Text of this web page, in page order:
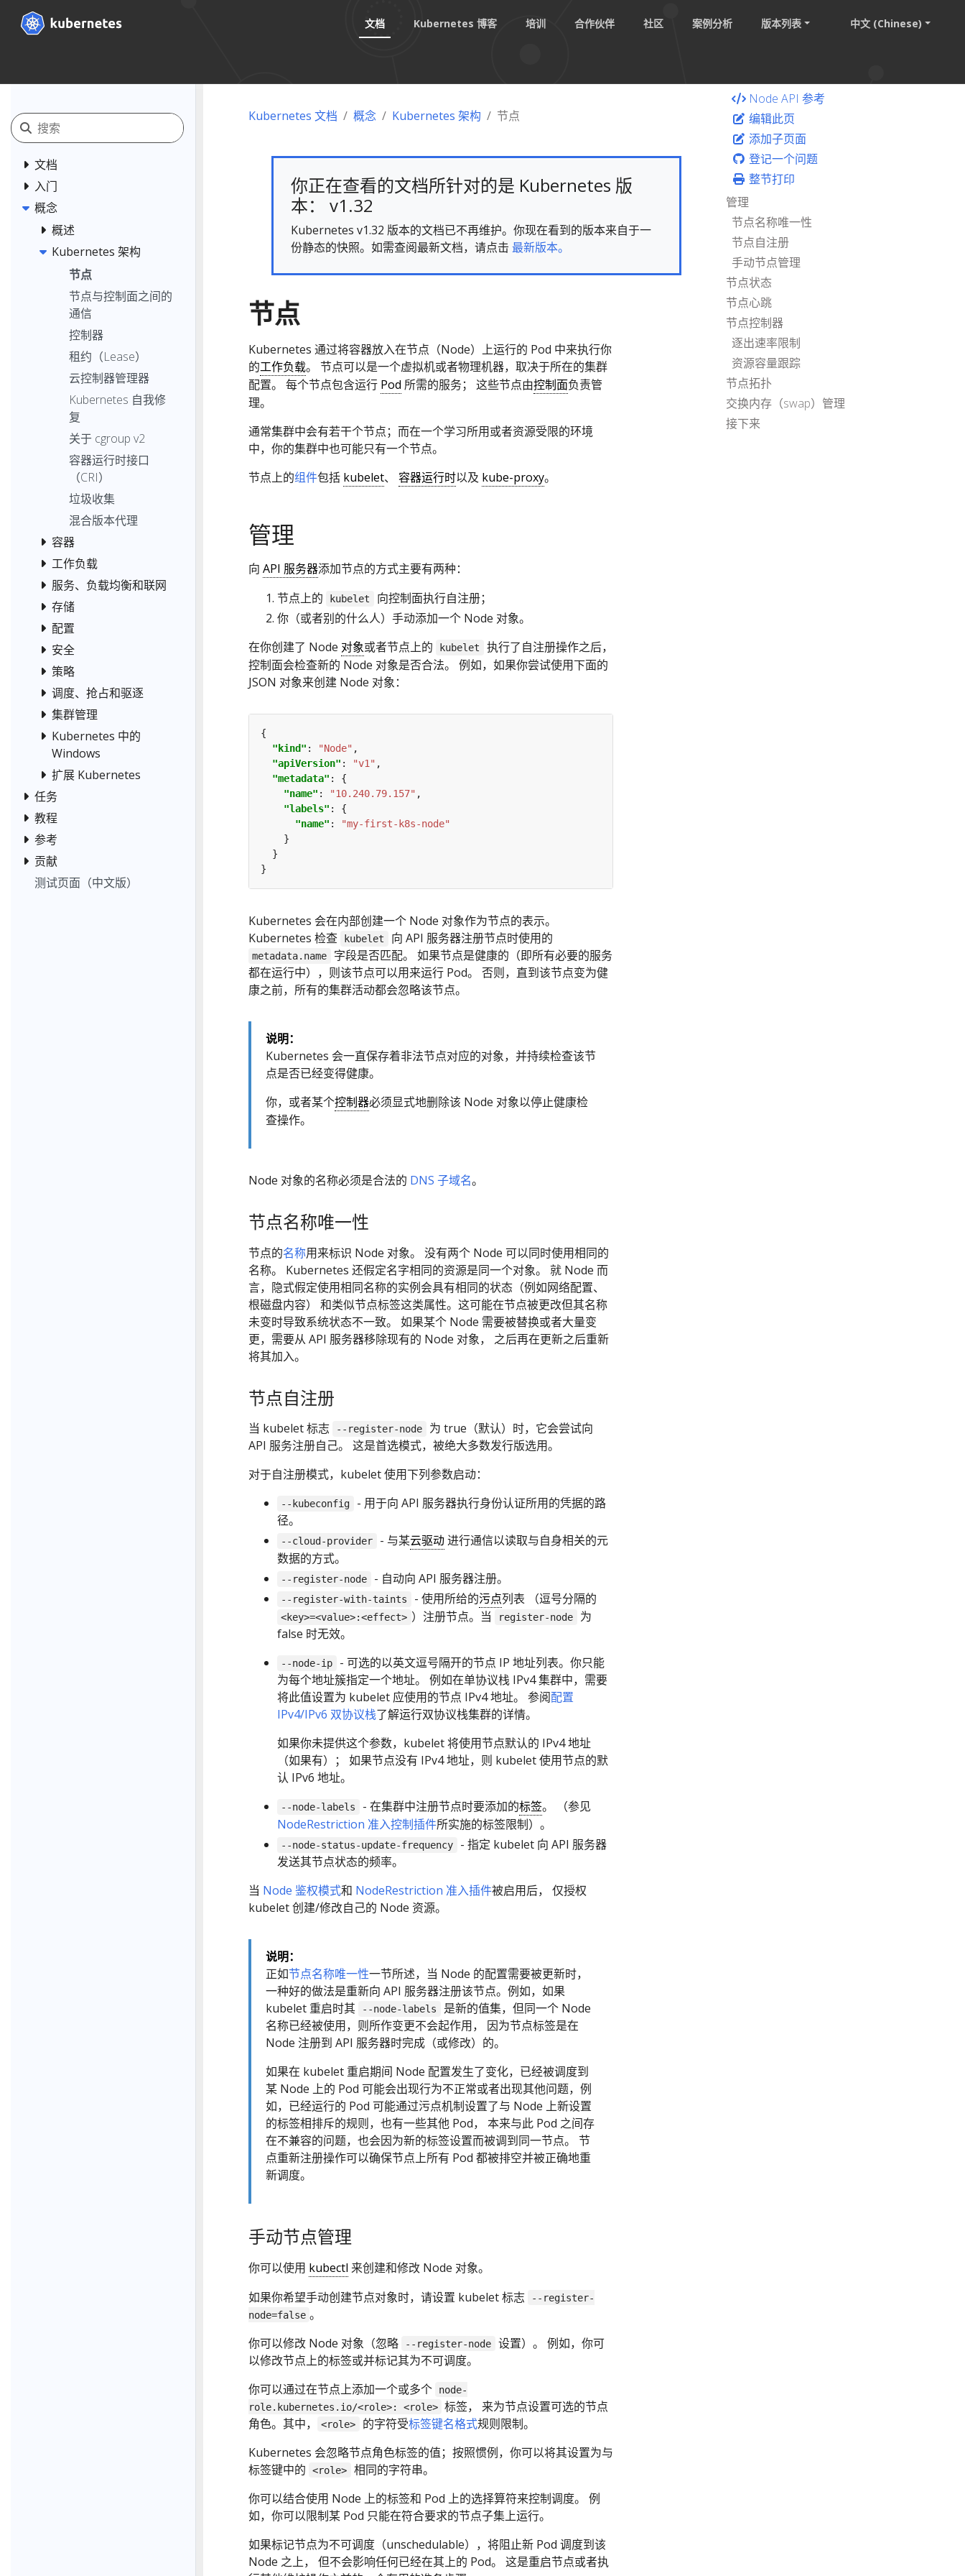
文档 Kubernetes 博客 培训 合作伙伴 社区 案例分析 版本列表 中文 (Chinese)
文档
入门
概念
概述
Kubernetes 架构
节点
节点与控制面之间的
通信
控制器
租约（Lease）
云控制器管理器
Kubernetes 自我修
复
关于 cgroup v2
容器运行时接口
（CRI）
垃圾收集
混合版本代理
容器
工作负载
服务、负载均衡和联网
存储
配置
安全
策略
调度、抢占和驱逐
集群管理
Kubernetes 中的
Windows
扩展 Kubernetes
任务
教程
参考
贡献
测试页面（中文版）
Kubernetes 文档 概念 Kubernetes 架构 节点
你正在查看的文档所针对的是 Kubernetes 版
本： v1.32
Kubernetes v1.32 版本的文档已不再维护。你现在看到的版本来自于一
份静态的快照。如需查阅最新文档，请点击 最新版本。
节点
Kubernetes 通过将容器放入在节点（Node）上运行的 Pod 中来执行你
的工作负载。 节点可以是一个虚拟机或者物理机器，取决于所在的集群
配置。 每个节点包含运行 Pod 所需的服务； 这些节点由控制面负责管
理。
通常集群中会有若干个节点；而在一个学习所用或者资源受限的环境
中，你的集群中也可能只有一个节点。
节点上的组件包括 kubelet、 容器运行时以及 kube-proxy。
管理
向 API 服务器添加节点的方式主要有两种：
节点上的
kubelet
向控制面执行自注册；
你（或者别的什么人）手动添加一个 Node 对象。
在你创建了 Node 对象或者节点上的 kubelet
执行了自注册操作之后，
控制面会检查新的 Node 对象是否合法。 例如，如果你尝试使用下面的
JSON 对象来创建 Node 对象：
"kind" : "Node"
"apiVersion" : "v1"
"metadata"
"name" : "10.240.79.157"
"labels"
"name" :
"my-first-k8s-node"
Kubernetes 会在内部创建一个 Node 对象作为节点的表示。
Kubernetes 检查
kubelet 向 API 服务器注册节点时使用的
metadata.name
字段是否匹配。 如果节点是健康的（即所有必要的服务
都在运行中），则该节点可以用来运行 Pod。 否则，直到该节点变为健
康之前，所有的集群活动都会忽略该节点。
说明：
Kubernetes 会一直保存着非法节点对应的对象，并持续检查该节
点是否已经变得健康。
你，或者某个控制器必须显式地删除该 Node 对象以停止健康检
查操作。
Node 对象的名称必须是合法的 DNS 子域名。
节点名称唯一性
节点的名称用来标识 Node 对象。 没有两个 Node 可以同时使用相同的
名称。 Kubernetes 还假定名字相同的资源是同一个对象。 就 Node 而
言，隐式假定使用相同名称的实例会具有相同的状态（例如网络配置、
根磁盘内容） 和类似节点标签这类属性。这可能在节点被更改但其名称
未变时导致系统状态不一致。 如果某个 Node 需要被替换或者大量变
更，需要从 API 服务器移除现有的 Node 对象， 之后再在更新之后重新
将其加入。
节点自注册
当 kubelet 标志 --register-node
为 true（默认）时，它会尝试向
API 服务注册自己。 这是首选模式，被绝大多数发行版选用。
对于自注册模式，kubelet 使用下列参数启动：
--kubeconfig
- 用于向 API 服务器执行身份认证所用的凭据的路
径。
--cloud-provider - 与某云驱动进行通信以读取与自身相关的元
数据的方式。
--register-node - 自动向 API 服务器注册。
--register-with-taints - 使用所给的污点列表 （逗号分隔的
<key>=<value>:<effect> ）注册节点。当 register-node
为
false 时无效。
--node-ip
- 可选的以英文逗号隔开的节点 IP 地址列表。你只能
为每个地址簇指定一个地址。 例如在单协议栈 IPv4 集群中，需要
将此值设置为 kubelet 应使用的节点 IPv4 地址。 参阅配置
IPv4/IPv6 双协议栈了解运行双协议栈集群的详情。
如果你未提供这个参数，kubelet 将使用节点默认的 IPv4 地址
（如果有）； 如果节点没有 IPv4 地址，则 kubelet 使用节点的默
认 IPv6 地址。
--node-labels - 在集群中注册节点时要添加的标签。 （参见
NodeRestriction 准入控制插件所实施的标签限制）。
--node-status-update-frequency
- 指定 kubelet 向 API 服务器
发送其节点状态的频率。
当 Node 鉴权模式和 NodeRestriction 准入插件被启用后， 仅授权
kubelet 创建/修改自己的 Node 资源。
说明：
正如节点名称唯一性一节所述，当 Node 的配置需要被更新时，
一种好的做法是重新向 API 服务器注册该节点。例如，如果
kubelet 重启时其
--node-labels
是新的值集，但同一个 Node
名称已经被使用，则所作变更不会起作用， 因为节点标签是在
Node 注册到 API 服务器时完成（或修改）的。
如果在 kubelet 重启期间 Node 配置发生了变化，已经被调度到
某 Node 上的 Pod 可能会出现行为不正常或者出现其他问题，例
如，已经运行的 Pod 可能通过污点机制设置了与 Node 上新设置
的标签相排斥的规则，也有一些其他 Pod， 本来与此 Pod 之间存
在不兼容的问题，也会因为新的标签设置而被调到同一节点。 节
点重新注册操作可以确保节点上所有 Pod 都被排空并被正确地重
新调度。
手动节点管理
你可以使用 kubectl 来创建和修改 Node 对象。
如果你希望手动创建节点对象时，请设置 kubelet 标志
--register-
node=false 。
你可以修改 Node 对象（忽略
--register-node
设置）。 例如，你可
以修改节点上的标签或并标记其为不可调度。
你可以通过在节点上添加一个或多个
node-
role.kubernetes.io/<role>: <role> 标签， 来为节点设置可选的节点
角色。其中，
<role> 的字符受标签键名格式规则限制。
Kubernetes 会忽略节点角色标签的值；按照惯例，你可以将其设置为与
标签键中的
<role>
相同的字符串。
你可以结合使用 Node 上的标签和 Pod 上的选择算符来控制调度。 例
如，你可以限制某 Pod 只能在符合要求的节点子集上运行。
如果标记节点为不可调度（unschedulable），将阻止新 Pod 调度到该
Node 之上， 但不会影响任何已经在其上的 Pod。 这是重启节点或者执
Node API 参考
编辑此页
添加子页面
登记一个问题
整节打印
管理
节点名称唯一性
节点自注册
手动节点管理
节点状态
节点心跳
节点控制器
逐出速率限制
资源容量跟踪
节点拓扑
交换内存（swap）管理
接下来